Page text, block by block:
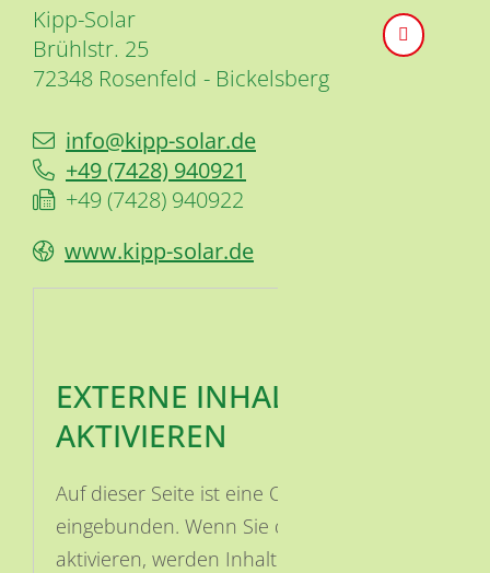
Kipp-Solar
Bickelsberg
Brühlstr. 25
72348 Rosenfeld
info@kipp-solar.de
+49 (7428) 940921
+49 (7428) 940922
www.kipp-solar.de
EXTERNE INHALTE
AKTIVIEREN
Auf dieser Seite ist eine OSM Karte
eingebunden. Wenn Sie die Karte
aktivieren, werden Inhalte von OSM